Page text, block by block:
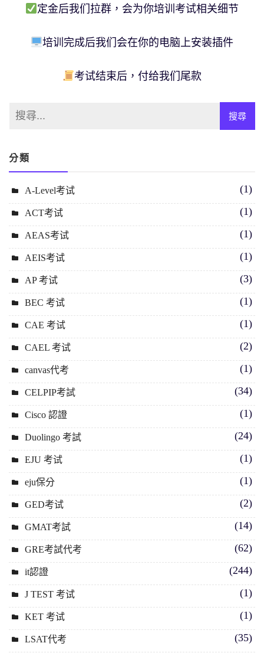
定金后我们拉群，会为你培训考试相关细节
培训完成后我们会在你的电脑上安装插件
考试结束后，付给我们尾款
分類
A-Level考试 (1)
ACT考试 (1)
AEAS考试 (1)
AEIS考试 (1)
AP 考试 (3)
BEC 考试 (1)
CAE 考试 (1)
CAEL 考试 (2)
canvas代考 (1)
CELPIP考試 (34)
Cisco 認證 (1)
Duolingo 考試 (24)
EJU 考试 (1)
eju保分 (1)
GED考试 (2)
GMAT考試 (14)
GRE考試代考 (62)
it認證 (244)
J TEST 考试 (1)
KET 考试 (1)
LSAT代考 (35)